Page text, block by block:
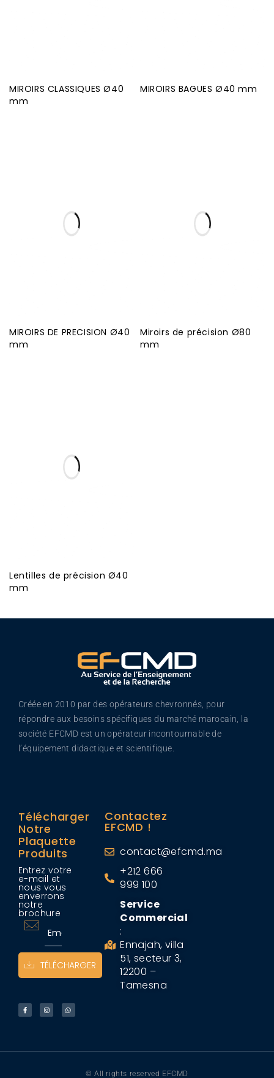
MIROIRS CLASSIQUES Ø40
mm
MIROIRS BAGUES Ø40 mm
MIROIRS DE PRECISION Ø40
mm
Miroirs de précision Ø80
mm
Lentilles de précision Ø40
mm
Créée en 2010 par des opérateurs chevronnés, pour
répondre aux besoins spécifiques du marché marocain, la
société EFCMD est un opérateur incontournable de
l’équipement didactique et scientifique.
Télécharger
Notre
Plaquette
Produits
Entrez votre
e-mail et
nous vous
enverrons
notre
brochure
TÉLÉCHARGER
Contactez
EFCMD !
contact@efcmd.ma
+212 666
999 100
Service
Commercial
:
Ennajah, villa
51, secteur 3,
12200 –
Tamesna
© All rights reserved EFCMD